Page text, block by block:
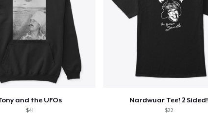
and the UFOs
$41
Nardwuar Tee! 2 Sided!
$22
US$
Transfer Printed Classic Tee
US$
Colors 1717 | Classic Heavyweight T-Shirt
US$
Transfer Unisex Crewneck Sweatshirt